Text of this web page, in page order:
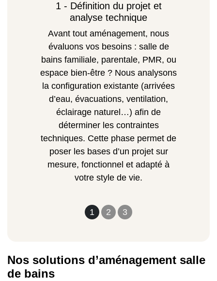
1 2 3
1 - Définition du projet et
analyse technique
Avant tout aménagement, nous
évaluons vos besoins : salle de
bains familiale, parentale, PMR, ou
espace bien-être ? Nous analysons
la configuration existante (arrivées
d’eau, évacuations, ventilation,
éclairage naturel…) afin de
déterminer les contraintes
techniques. Cette phase permet de
poser les bases d’un projet sur
mesure, fonctionnel et adapté à
votre style de vie.
Nos solutions d’aménagement salle
de bains